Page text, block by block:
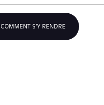
COMMENT S'Y RENDRE